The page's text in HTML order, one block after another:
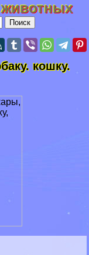
животных
кошку.